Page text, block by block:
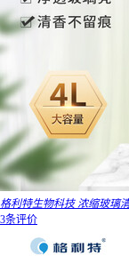
格利特生物科技 浓缩玻璃
3条评价